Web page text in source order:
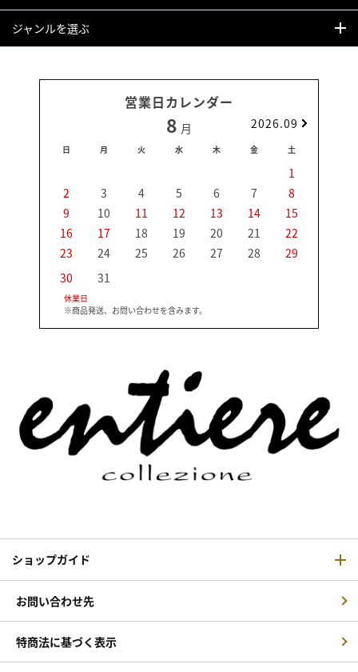
ジャンルを選ぶ
営業日カレンダー
8 月 2026.09
日 月 火 水 木 金 土
1
2
3 4 5 6 7
8
9
10 11 12 13 14
15
16
17 18 19 20 21
22
23
24 25 26 27 28
29
30
31
休業日
※商品発送、お問い合わせを含みます。
ショップガイド
お問い合わせ先
特商法に基づく表示